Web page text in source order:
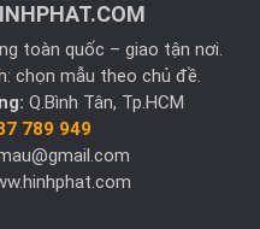
toàn quốc – giao tận nơi.
chọn mẫu theo chủ đề.
Q.Bình Tân, Tp.HCM
789 949